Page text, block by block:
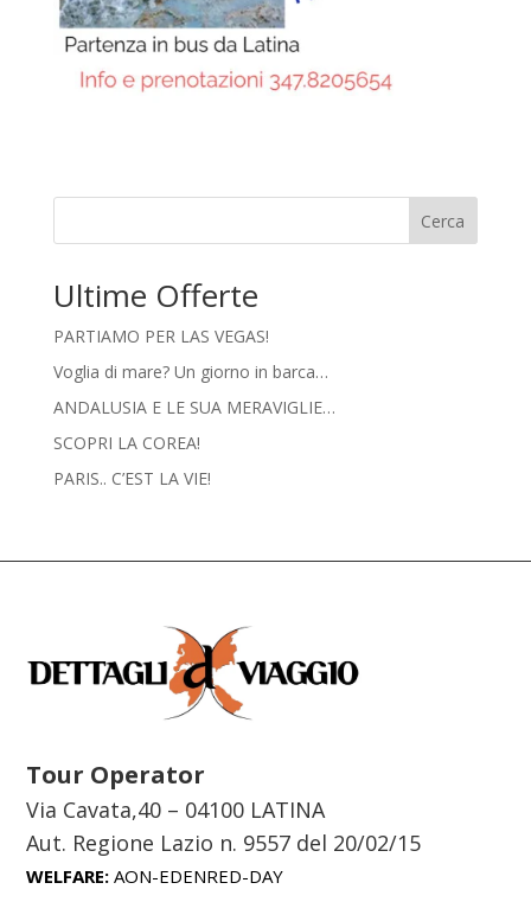
Cerca
Ultime Offerte
PARTIAMO PER LAS VEGAS!
Voglia di mare? Un giorno in barca…
ANDALUSIA E LE SUA MERAVIGLIE…
SCOPRI LA COREA!
PARIS.. C’EST LA VIE!
Tour Operator
Via Cavata,40 – 04100 LATINA
Aut. Regione Lazio n. 9557 del 20/02/15
WELFARE: AON-EDENRED-DAY